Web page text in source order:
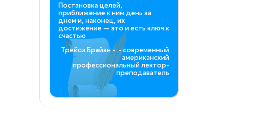
Постановка целей,
приближение к ним день за
днем и, наконец, их
достижение — это и есть ключ к
счастью
Трейси Брайан - - современный
американский
профессиональный лектор-
преподаватель